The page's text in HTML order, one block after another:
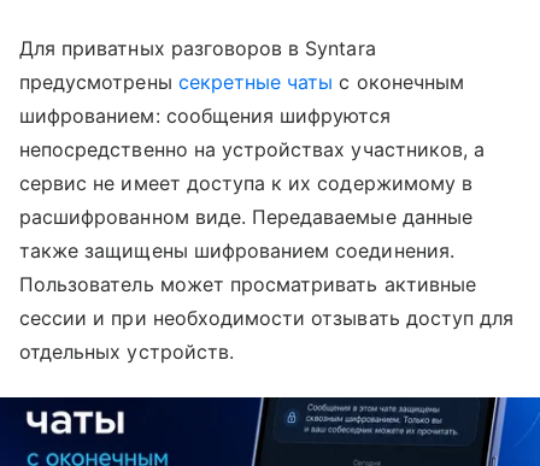
Для приватных разговоров в Syntara
предусмотрены секретные чаты с оконечным
шифрованием: сообщения шифруются
непосредственно на устройствах участников, а
сервис не имеет доступа к их содержимому в
расшифрованном виде. Передаваемые данные
также защищены шифрованием соединения.
Пользователь может просматривать активные
сессии и при необходимости отзывать доступ для
отдельных устройств.